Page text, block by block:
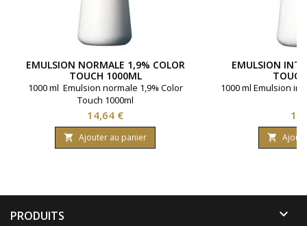
EMULSION NORMALE 1,9% COLOR
TOUCH 1000ML
1000 ml Emulsion normale 1,9% Color
Touch 1000ml
Prix
14,64 €
 Ajouter au panier
EMULSION
1000 ml Emulsion

PRODUITS 